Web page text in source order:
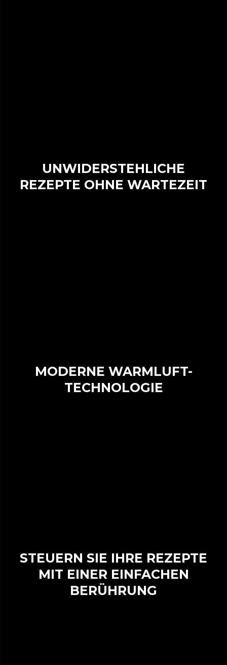
UNWIDERSTEHLICHE
REZEPTE OHNE WARTEZEIT
MODERNE WARMLUFT-
TECHNOLOGIE
STEUERN SIE IHRE REZEPTE
MIT EINER EINFACHEN
BERÜHRUNG